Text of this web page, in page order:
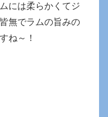
には柔らかくてジ
無でラムの旨みの
ね～！